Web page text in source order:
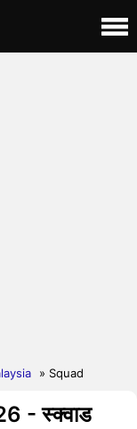
» Squad
- स्क्वाड